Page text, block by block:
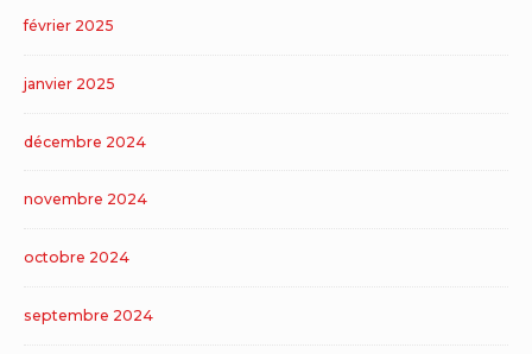
février 2025
janvier 2025
décembre 2024
novembre 2024
octobre 2024
septembre 2024